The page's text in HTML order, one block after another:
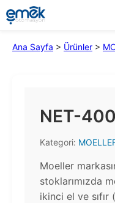
Ana Sayfa > Ürünler >
NET-400
Kategori:
Moeller
stoklarımızda
ikinci el ve sıfır